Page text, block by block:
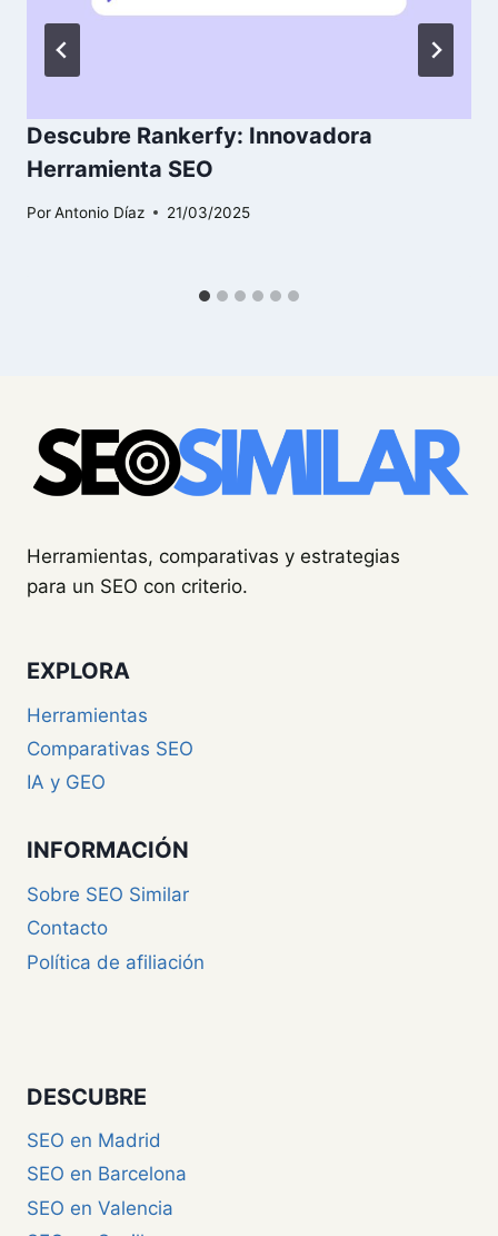
Descubre Rankerfy: Innovadora
Herramienta SEO
PorAntonio Díaz 21/03/2025
Herramientas, comparativas y estrategias
para un SEO con criterio.
EXPLORA
Herramientas
Comparativas SEO
IA y GEO
INFORMACIÓN
Sobre SEO Similar
Contacto
Política de afiliación
DESCUBRE
SEO en Madrid
SEO en Barcelona
SEO en Valencia